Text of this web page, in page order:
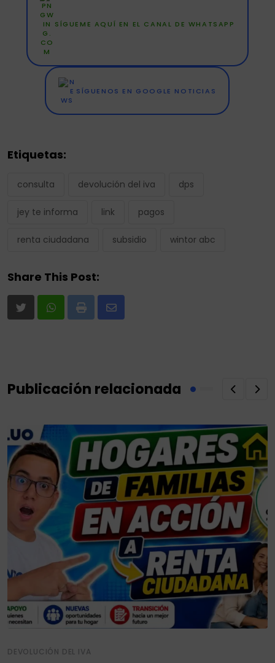
SÍGUEME AQUÍ EN EL CANAL DE WHATSAPP
SÍGUENOS EN GOOGLE NOTICIAS
Etiquetas:
consulta devolución del iva dps
jey te informa link pagos
renta ciudadana subsidio wintor abc
Share This Post:
Print
Share
Publicación relacionada
DEVOLUCIÓN DEL IVA